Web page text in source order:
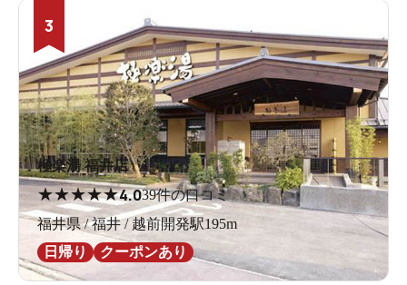
3
極楽湯 福井店
★★★★★4.039件の口コミ
福井県 / 福井 / 越前開発駅195m
日帰り
クーポンあり